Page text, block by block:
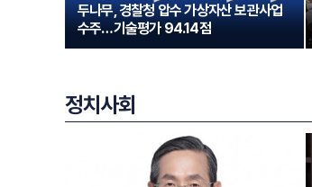
두나무, 경찰청 압수 가상자산 보관사업
수주…기술평가 94.14점
정치사회